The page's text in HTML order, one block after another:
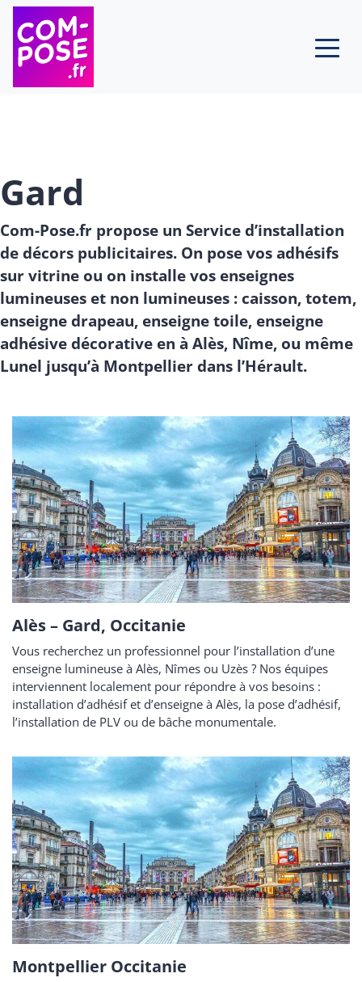
Skip to content
Gard
Com-Pose.fr propose un Service d’installation
de décors publicitaires. On pose vos adhésifs
sur vitrine ou on installe vos enseignes
lumineuses et non lumineuses : caisson, totem,
enseigne drapeau, enseigne toile, enseigne
adhésive décorative en à Alès, Nîme, ou même
Lunel jusqu’à Montpellier dans l’Hérault.
Alès – Gard, Occitanie
Vous recherchez un professionnel pour l’installation d’une
enseigne lumineuse à Alès, Nîmes ou Uzès ? Nos équipes
interviennent localement pour répondre à vos besoins :
installation d’adhésif et d’enseigne à Alès, la pose d’adhésif,
l’installation de PLV ou de bâche monumentale.
Montpellier Occitanie